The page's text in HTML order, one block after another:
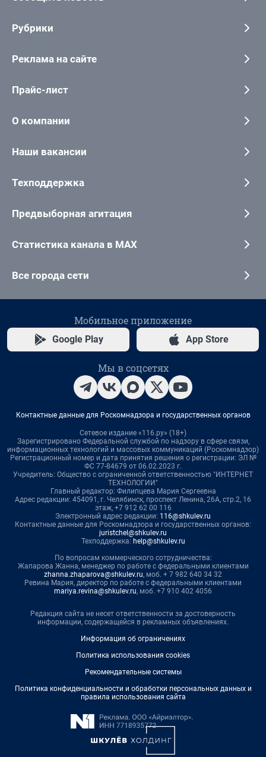
Рубрики
Реклама на сайте
Прайс-лист
О компании
Наши вакансии
Техподдержка
Предвыборная агитация
Статистика канала в MAX
Все города сети
Мобильное приложение
Google Play App Store
Мы в соцсетях
Контактные данные для Роскомнадзора и государственных органов
Сетевое издание «116.ру» (18+)
Зарегистрировано Федеральной службой по надзору в сфере связи,
информационных технологий и массовых коммуникаций (Роскомнадзор)
Регистрационный номер и дата принятия решения о регистрации: ЭЛ №
ФС 77-84679 от 06.02.2023 г.
Учредитель: Общество с ограниченной ответственностью "ИНТЕРНЕТ
ТЕХНОЛОГИИ"
Главный редактор: Филипцева Мария Сергеевна
Адрес редакции: 454091, г. Челябинск, проспект Ленина, 26А, стр.2, 16
этаж, +7 912 62 00 116
Электронный адрес редакции: 116@shkulev.ru
Контактные данные для Роскомнадзора и государственных органов:
juristchel@shkulev.ru
Техподдержка: help@shkulev.ru
По вопросам коммерческого сотрудничества:
Жапарова Жанна, менеджер по работе с федеральными клиентами
zhanna.zhaparova@shkulev.ru, моб. + 7 982 640 34 32
Ревина Мария, директор по работе с федеральными клиентами
mariya.revina@shkulev.ru, моб. +7 910 402 4056
Редакция сайта не несет ответственности за достоверность
информации, содержащейся в рекламных объявлениях.
Информация об ограничениях
Политика использования cookies
Рекомендательные системы
Политика конфиденциальности и обработки персональных данных и
правила использования сайта